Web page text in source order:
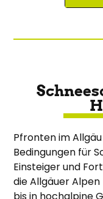
Pfronten im
Bedingungen für
Einsteiger und
die Allgäuer